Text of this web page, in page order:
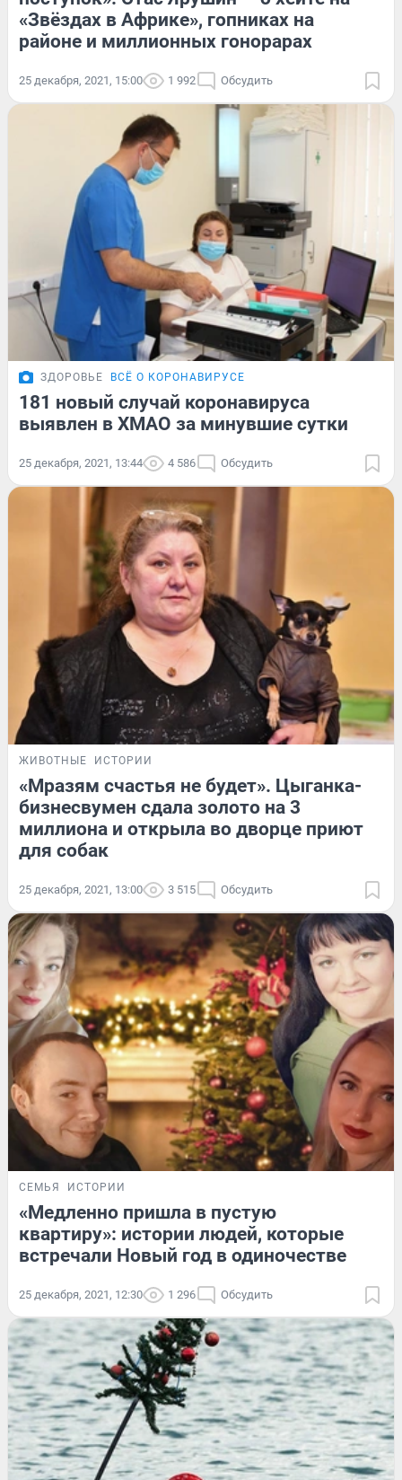
«Звёздах в Африке», гопниках на
районе и миллионных гонорарах
25 декабря, 2021, 15:00 1 992 Обсудить
ЗДОРОВЬЕ ВСЁ О КОРОНАВИРУСЕ
181 новый случай коронавируса
выявлен в ХМАО за минувшие сутки
25 декабря, 2021, 13:44 4 586 Обсудить
ЖИВОТНЫЕ ИСТОРИИ
«Мразям счастья не будет». Цыганка-
бизнесвумен сдала золото на 3
миллиона и открыла во дворце приют
для собак
25 декабря, 2021, 13:00 3 515 Обсудить
СЕМЬЯ ИСТОРИИ
«Медленно пришла в пустую
квартиру»: истории людей, которые
встречали Новый год в одиночестве
25 декабря, 2021, 12:30 1 296 Обсудить